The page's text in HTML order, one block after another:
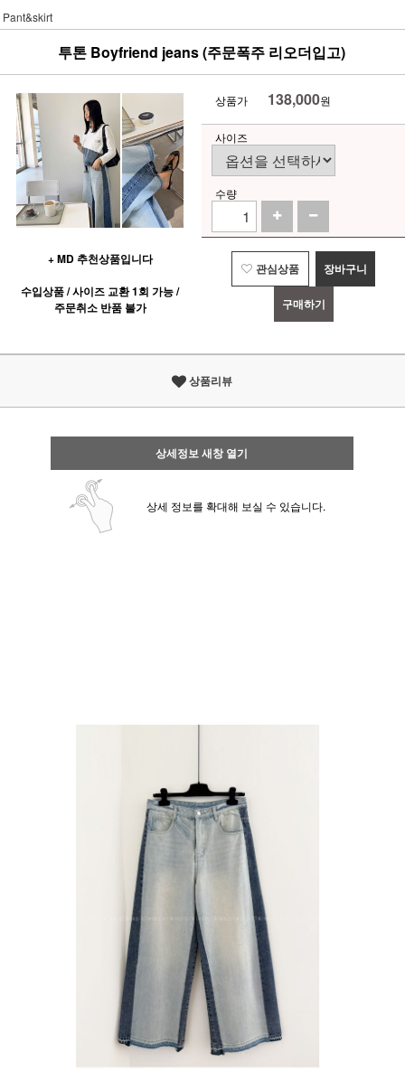
Pant&skirt
투톤 Boyfriend jeans (주문폭주 리오더입고)
+ MD 추천상품입니다
수입상품 / 사이즈 교환 1회 가능 /
주문취소 반품 불가
상품가 138,000원
사이즈
수량
관심상품 장바구니
구매하기
상품리뷰
상세정보 새창 열기
상세 정보를 확대해 보실 수 있습니다.